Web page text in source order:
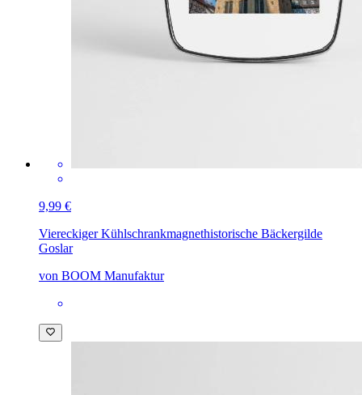
9,99 €
Viereckiger Kühlschrankmagnethistorische Bäckergilde
Goslar
von BOOM Manufaktur